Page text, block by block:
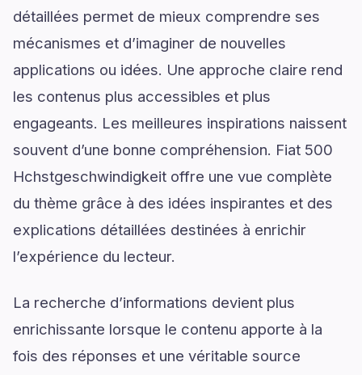
détaillées permet de mieux comprendre ses
mécanismes et d’imaginer de nouvelles
applications ou idées. Une approche claire rend
les contenus plus accessibles et plus
engageants. Les meilleures inspirations naissent
souvent d’une bonne compréhension. Fiat 500
Hchstgeschwindigkeit offre une vue complète
du thème grâce à des idées inspirantes et des
explications détaillées destinées à enrichir
l’expérience du lecteur.
La recherche d’informations devient plus
enrichissante lorsque le contenu apporte à la
fois des réponses et une véritable source